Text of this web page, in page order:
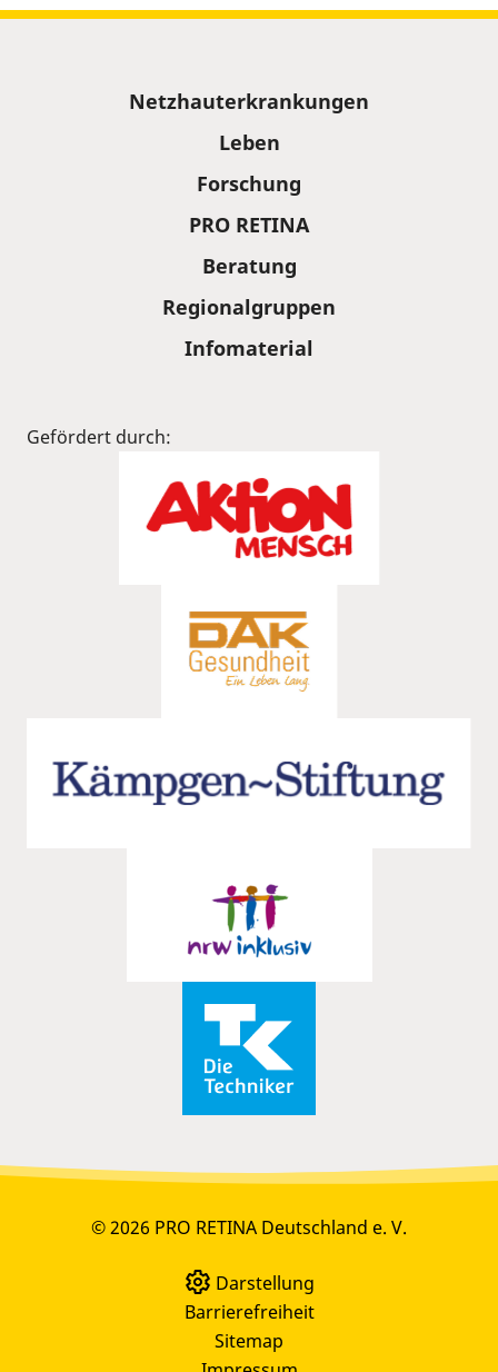
Netzhauterkrankungen
Leben
Forschung
PRO RETINA
Beratung
Regionalgruppen
Infomaterial
Gefördert durch:
© 2026 PRO RETINA Deutschland e. V.
Darstellung
Barrierefreiheit
Sitemap